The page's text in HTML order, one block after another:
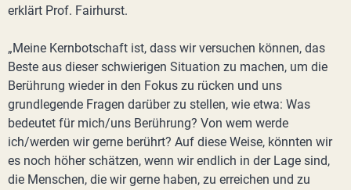
erklärt Prof. Fairhurst.
„Meine Kernbotschaft ist, dass wir versuchen können, das
Beste aus dieser schwierigen Situation zu machen, um die
Berührung wieder in den Fokus zu rücken und uns
grundlegende Fragen darüber zu stellen, wie etwa: Was
bedeutet für mich/uns Berührung? Von wem werde
ich/werden wir gerne berührt? Auf diese Weise, könnten wir
es noch höher schätzen, wenn wir endlich in der Lage sind,
die Menschen, die wir gerne haben, zu erreichen und zu